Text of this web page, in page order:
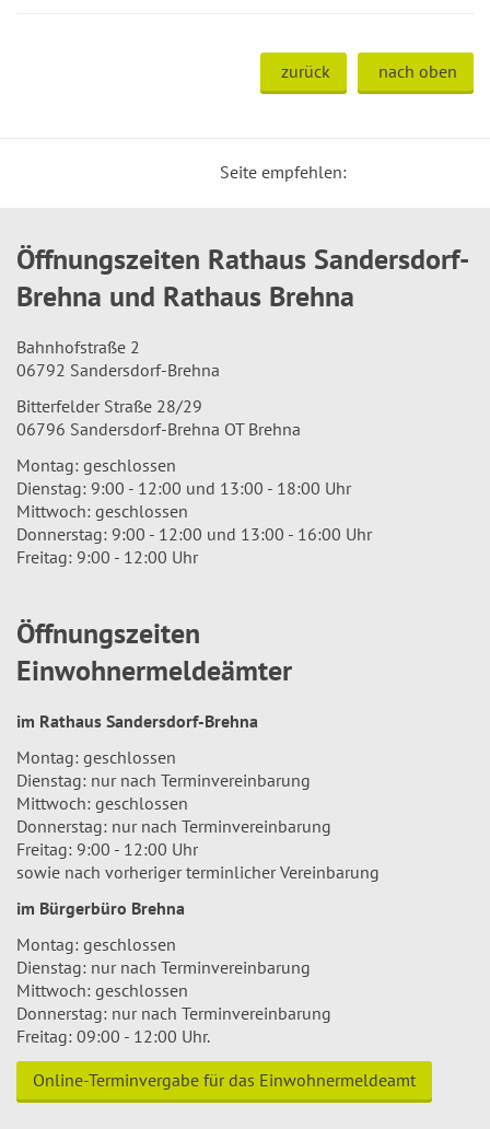
zurück nach oben
Seite empfehlen:
Öffnungszeiten Rathaus Sandersdorf-
Brehna und Rathaus Brehna
Bahnhofstraße 2
06792 Sandersdorf-Brehna
Bitterfelder Straße 28/29
06796 Sandersdorf-Brehna OT Brehna
Montag: geschlossen
Dienstag: 9:00 - 12:00 und 13:00 - 18:00 Uhr
Mittwoch: geschlossen
Donnerstag: 9:00 - 12:00 und 13:00 - 16:00 Uhr
Freitag: 9:00 - 12:00 Uhr
Öffnungszeiten
Einwohnermeldeämter
im Rathaus Sandersdorf-Brehna
Montag: geschlossen
Dienstag: nur nach Terminvereinbarung
Mittwoch: geschlossen
Donnerstag: nur nach Terminvereinbarung
Freitag: 9:00 - 12:00 Uhr
sowie nach vorheriger terminlicher Vereinbarung
im Bürgerbüro Brehna
Montag: geschlossen
Dienstag: nur nach Terminvereinbarung
Mittwoch: geschlossen
Donnerstag: nur nach Terminvereinbarung
Freitag: 09:00 - 12:00 Uhr.
Online-Terminvergabe für das Einwohnermeldeamt